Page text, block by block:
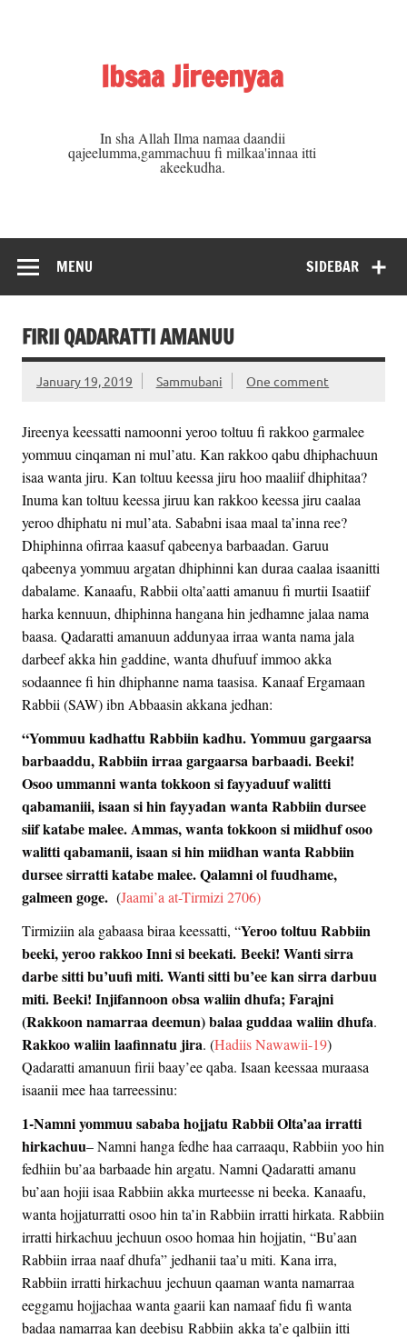
Ibsaa Jireenyaa
In sha Allah Ilma namaa daandii
qajeelumma,gammachuu fi milkaa'innaa itti
akeekudha.
SIDEBAR
MENU
FIRII QADARATTI AMANUU
January 19, 2019 Sammubani One comment
Jireenya keessatti namoonni yeroo toltuu fi rakkoo garmalee
yommuu cinqaman ni mul’atu. Kan rakkoo qabu dhiphachuun
isaa wanta jiru. Kan toltuu keessa jiru hoo maaliif dhiphitaa?
Inuma kan toltuu keessa jiruu kan rakkoo keessa jiru caalaa
yeroo dhiphatu ni mul’ata. Sababni isaa maal ta’inna ree?
Dhiphinna ofirraa kaasuf qabeenya barbaadan. Garuu
qabeenya yommuu argatan dhiphinni kan duraa caalaa isaanitti
dabalame. Kanaafu, Rabbii olta’aatti amanuu fi murtii Isaatiif
harka kennuun, dhiphinna hangana hin jedhamne jalaa nama
baasa. Qadaratti amanuun addunyaa irraa wanta nama jala
darbeef akka hin gaddine, wanta dhufuuf immoo akka
sodaannee fi hin dhiphanne nama taasisa. Kanaaf Ergamaan
Rabbii (SAW) ibn Abbaasin akkana jedhan:
“Yommuu kadhattu Rabbiin kadhu. Yommuu gargaarsa
barbaaddu, Rabbiin irraa gargaarsa barbaadi. Beeki!
Osoo ummanni wanta tokkoon si fayyaduuf walitti
qabamaniii, isaan si hin fayyadan wanta Rabbiin dursee
siif katabe malee. Ammas, wanta tokkoon si miidhuf osoo
walitti qabamanii, isaan si hin miidhan wanta Rabbiin
dursee sirratti katabe malee. Qalamni ol fuudhame,
galmeen goge. (Jaami’a at-Tirmizi 2706)
Tirmiziin ala gabaasa biraa keessatti, “Yeroo toltuu Rabbiin
beeki, yeroo rakkoo Inni si beekati. Beeki! Wanti sirra
darbe sitti bu’uufi miti. Wanti sitti bu’ee kan sirra darbuu
miti. Beeki! Injifannoon obsa waliin dhufa; Farajni
(Rakkoon namarraa deemun) balaa guddaa waliin dhufa.
Rakkoo waliin laafinnatu jira. (Hadiis Nawawii-19)
Qadaratti amanuun firii baay’ee qaba. Isaan keessaa muraasa
isaanii mee haa tarreessinu:
1-Namni yommuu sababa hojjatu Rabbii Olta’aa irratti
hirkachuu– Namni hanga fedhe haa carraaqu, Rabbiin yoo hin
fedhiin bu’aa barbaade hin argatu. Namni Qadaratti amanu
bu’aan hojii isaa Rabbiin akka murteesse ni beeka. Kanaafu,
wanta hojjaturratti osoo hin ta’in Rabbiin irratti hirkata. Rabbiin
irratti hirkachuu jechuun osoo homaa hin hojjatin, “Bu’aan
Rabbiin irraa naaf dhufa” jedhanii taa’u miti. Kana irra,
Rabbiin irratti hirkachuu jechuun qaaman wanta namarraa
eeggamu hojjachaa wanta gaarii kan namaaf fidu fi wanta
badaa namarraa kan deebisu Rabbiin akka ta’e qalbiin itti